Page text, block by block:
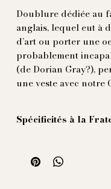
Doublure dédiée au
anglais, lequel eut à
d’art ou porter une
probablement
(de Dorian Gray?),
une veste avec notre
Spécificités à la
mètre), avec un
au tailleur de former